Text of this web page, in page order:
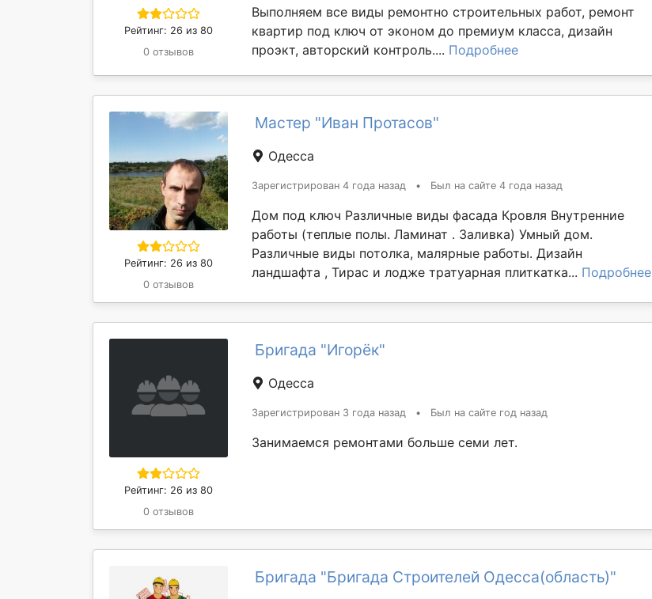
Рейтинг: 26 из 80
0 отзывов
Выполняем все виды ремонтно строительных работ, ремонт
квартир под ключ от эконом до премиум класса, дизайн
проэкт, авторский контроль.... Подробнее
Рейтинг: 26 из 80
0 отзывов
Мастер "Иван Протасов"
Одесса
Зарегистрирован 4 года назад • Был на сайте 4 года назад
Дом под ключ Различные виды фасада Кровля Внутренние
работы (теплые полы. Ламинат . Заливка) Умный дом.
Различные виды потолка, малярные работы. Дизайн
ландшафта , Тирас и лодже тратуарная плиткатка... Подробнее
Рейтинг: 26 из 80
0 отзывов
Бригада "Игорёк"
Одесса
Зарегистрирован 3 года назад • Был на сайте год назад
Занимаемся ремонтами больше семи лет.
Бригада "Бригада Строителей Одесса(область)"